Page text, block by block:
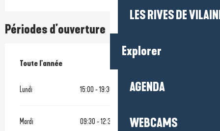
LES RIVES DE
Explorer
AGENDA
WEBCAMS
Périodes d'ouverture
Toute l'année
Toute l'année
Lundi 15:00 - 19:30
Mardi 09:30 - 12:30 15:00 - 19:30